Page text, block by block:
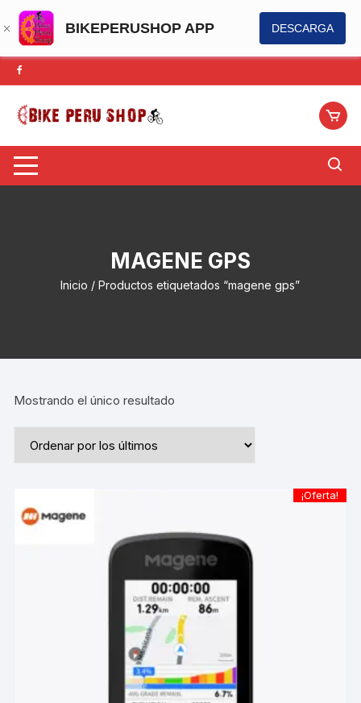
BIKEPERUSHOP APP DESCARGA
Saltar
al
contenido
MAGENE GPS
Inicio / Productos etiquetados “magene gps”
Mostrando el único resultado
¡Oferta!